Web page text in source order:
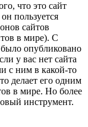
что это сайт
пользуется
сайтов
в мире). С
опубликовано
у вас нет сайта
с ним в какой-то
делает его одним
в мире. Но более
инструмент.